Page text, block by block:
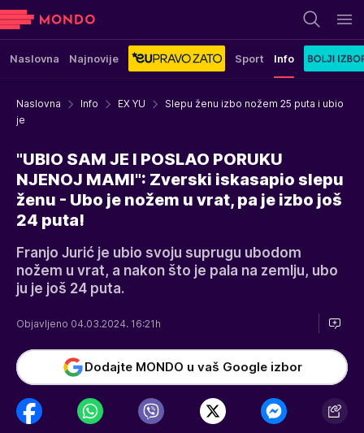
Naslovna Najnovije Sport Info
Naslovna Info EX YU
Slepu ženu izbo nožem 25 puta i ubio
je
"UBIO SAM JE I POSLAO PORUKU
NJENOJ MAMI": Zverski iskasapio slepu
ženu - Ubo je nožem u vrat, pa je izbo još
24 puta!
Franjo Jurić je ubio svoju suprugu ubodom
nožem u vrat, a nakon što je pala na zemlju, ubo
ju je još 24 puta.
Objavljeno 04.03.2024. 16:21h
Dodajte MONDO u vaš Google izbor